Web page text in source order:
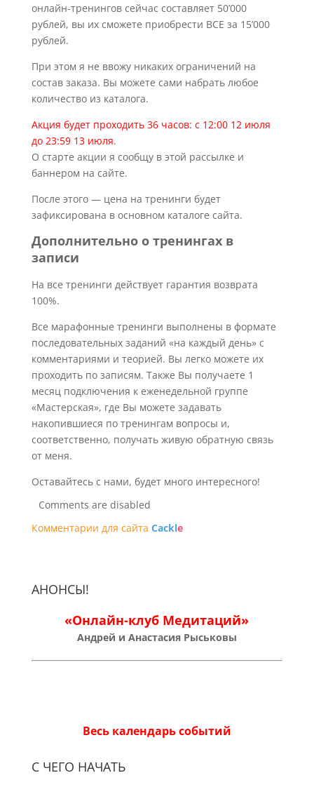
онлайн-тренингов сейчас составляет 50’000
рублей, вы их сможете приобрести ВСЕ за 15’000
рублей.
При этом я не ввожу никаких ограничений на
состав заказа. Вы можете сами набрать любое
количество из каталога.
Акция будет проходить 36 часов: с 12:00 12 июля
до 23:59 13 июля.
О старте акции я сообщу в этой рассылке и
баннером на сайте.
После этого — цена на тренинги будет
зафиксирована в основном каталоге сайта.
Дополнительно о тренингах в
записи
На все тренинги действует гарантия возврата
100%.
Все марафонные тренинги выполнены в формате
последовательных заданий «на каждый день» с
комментариями и теорией. Вы легко можете их
проходить по записям. Также Вы получаете 1
месяц подключения к еженедельной группе
«Мастерская», где Вы можете задавать
накопившиеся по тренингам вопросы и,
соответственно, получать живую обратную связь
от меня.
Оставайтесь с нами, будет много интересного!
Comments are disabled
Комментарии для сайта Cackle
АНОНСЫ!
«Онлайн-клуб Медитаций»
Андрей и Анастасия Рыськовы
Весь календарь событий
С ЧЕГО НАЧАТЬ